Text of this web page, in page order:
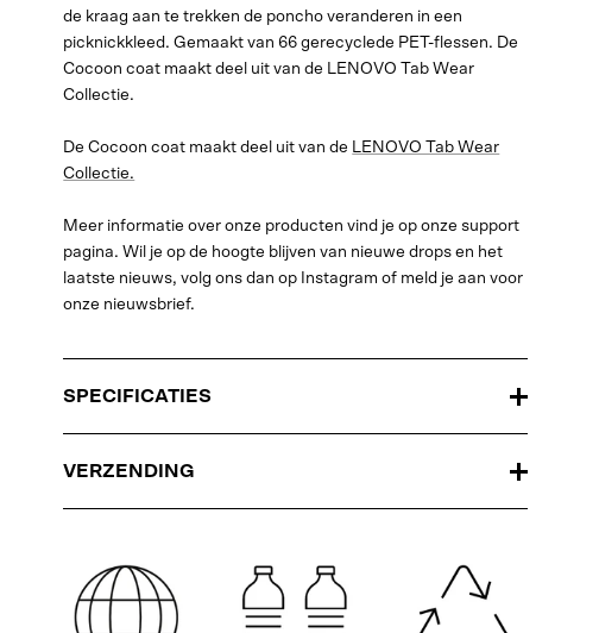
de kraag aan te trekken de poncho veranderen in een
picknickkleed. Gemaakt van 66 gerecyclede PET-flessen. De
Cocoon coat maakt deel uit van de LENOVO Tab Wear
Collectie.
De Cocoon coat maakt deel uit van de LENOVO Tab Wear
Collectie.
Meer informatie over onze producten vind je op onze support
pagina. Wil je op de hoogte blijven van nieuwe drops en het
laatste nieuws, volg ons dan op Instagram of meld je aan voor
onze nieuwsbrief.
SPECIFICATIES
VERZENDING